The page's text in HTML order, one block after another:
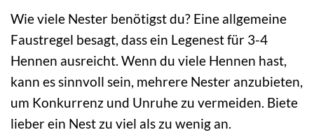
Wie viele Nester benötigst du? Eine allgemeine
Faustregel besagt, dass ein Legenest für 3-4
Hennen ausreicht. Wenn du viele Hennen hast,
kann es sinnvoll sein, mehrere Nester anzubieten,
um Konkurrenz und Unruhe zu vermeiden. Biete
lieber ein Nest zu viel als zu wenig an.